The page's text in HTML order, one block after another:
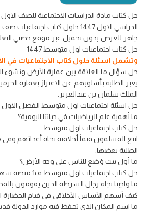
حل كتاب مادة الدراسات الاجتماعية للصف
جاهز للعرض بدون تحميل عبر موقع حصتي
حل كتاب اجتماعيات اول متوسط 1447
وتشمل اسئلة حلول كتاب الاجتماعيات في
حل سؤال ما العلاقة بين عمارة الأرض ونشوء
يعبر الطلبة بأسلوبهم عن الاعتزاز بعمارة
الملك سلمان بن عبدالعزيز.
حل اسئلة اجتماعيات اول متوسط الفصل الاول ١٤٤٧
ما أهمية علم الرياضيات في حياتنا اليومية؟
حل كتاب اجتماعيات اول متوسط
اتبع المسلمون قيماً أخلاقية تجاه أعدائهم
الطلبة بعضها.
ما أول بيت وُضع للناس على وجه الأرض؟
حل كتاب اجتماعيات اول متوسط ف1 منصة سهل
ما واجبنا تجاه رجال الشرطة الذين يقومون
كيف أسهم الأساس الأخلاقي في قيام الحضارة
ما اسم المكان الذي تحفظ فيه موارد الدولة